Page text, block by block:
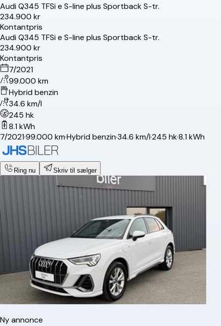
AudiQ345 TFSi e S-line plus Sportback S-tr.
234.900 kr
Kontantpris
AudiQ345 TFSi e S-line plus Sportback S-tr.
234.900 kr
Kontantpris
7/2021
99.000 km
Hybrid benzin
34.6 km/l
245 hk
8.1 kWh
7/2021·99.000 km·Hybrid benzin·34.6 km/l·245 hk·8.1 kWh
Ring nu Skriv til sælger
Ny annonce